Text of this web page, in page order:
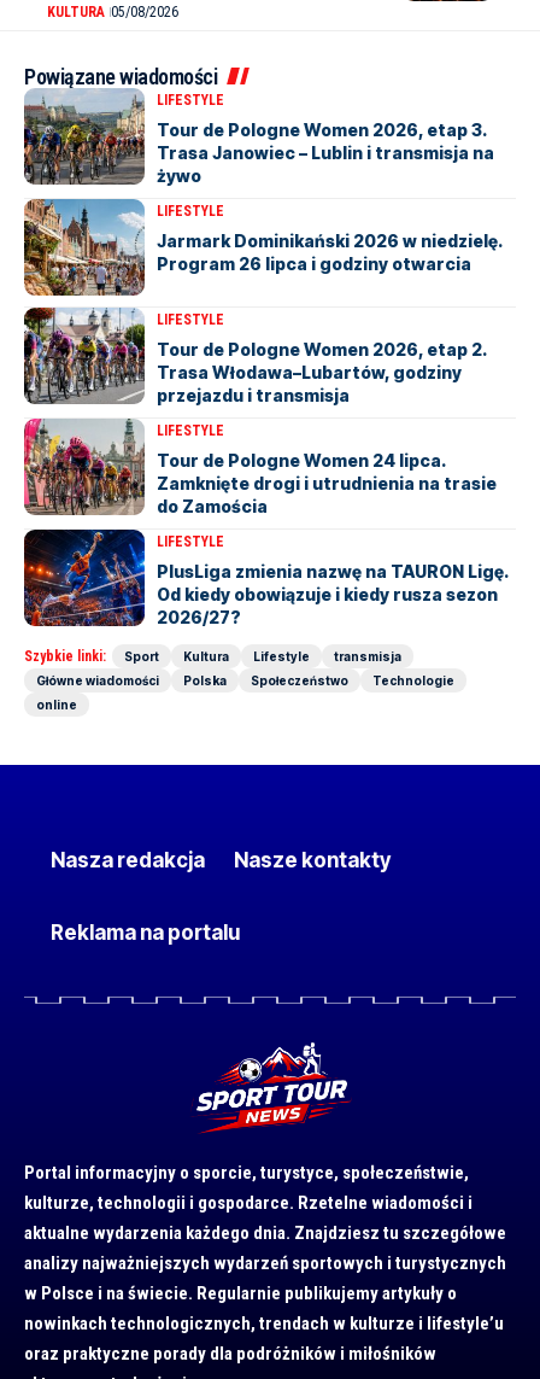
KULTURA 05/08/2026
Powiązane wiadomości
LIFESTYLE
Tour de Pologne Women 2026, etap 3.
Trasa Janowiec – Lublin i transmisja na
żywo
LIFESTYLE
Jarmark Dominikański 2026 w niedzielę.
Program 26 lipca i godziny otwarcia
LIFESTYLE
Tour de Pologne Women 2026, etap 2.
Trasa Włodawa–Lubartów, godziny
przejazdu i transmisja
LIFESTYLE
Tour de Pologne Women 24 lipca.
Zamknięte drogi i utrudnienia na trasie
do Zamościa
LIFESTYLE
PlusLiga zmienia nazwę na TAURON Ligę.
Od kiedy obowiązuje i kiedy rusza sezon
2026/27?
Szybkie linki: Sport Kultura Lifestyle
transmisja
Główne wiadomości
Polska Społeczeństwo
Technologie
online
Nasza redakcja Nasze kontakty
Reklama na portalu
Portal informacyjny o sporcie, turystyce, społeczeństwie,
kulturze, technologii i gospodarce. Rzetelne wiadomości i
aktualne wydarzenia każdego dnia. Znajdziesz tu szczegółowe
analizy najważniejszych wydarzeń sportowych i turystycznych
w Polsce i na świecie. Regularnie publikujemy artykuły o
nowinkach technologicznych, trendach w kulturze i lifestyle’u
oraz praktyczne porady dla podróżników i miłośników